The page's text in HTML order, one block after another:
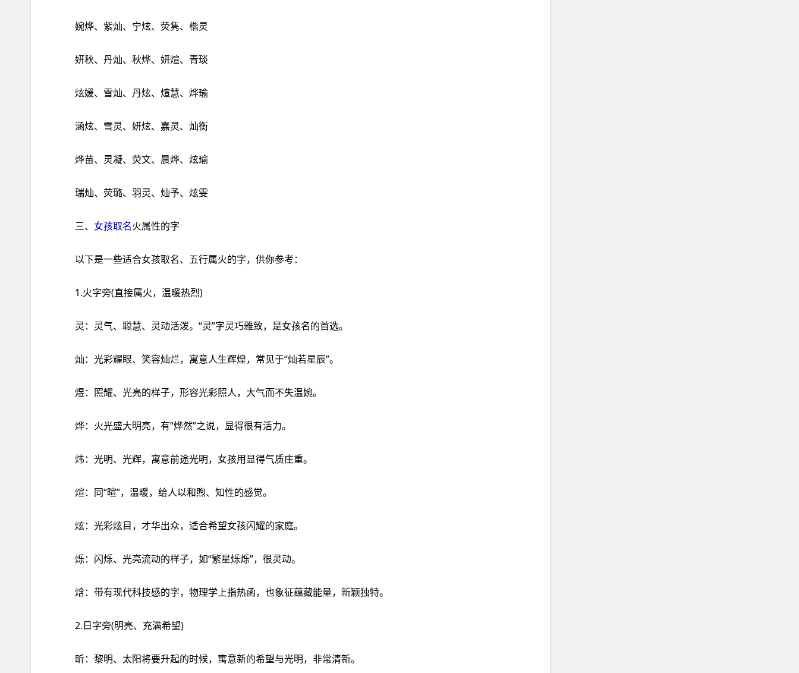
婉烨、紫灿、宁炫、荧隽、楷灵
妍秋、丹灿、秋烨、妍煊、青琰
炫媛、雪灿、丹炫、煊慧、烨瑜
涵炫、雪灵、妍炫、嘉灵、灿衡
烨苗、灵凝、荧文、晨烨、炫瑜
瑞灿、荧璐、羽灵、灿予、炫雯
三、 女孩取名火属性的字
以下是一些适合女孩取名、五行属火的字，供你参考：
1.火字旁(直接属火，温暖热烈)
灵：灵气、聪慧、灵动活泼。“灵”字灵巧雅致，是女孩名的首选。
灿：光彩耀眼、笑容灿烂，寓意人生辉煌，常见于“灿若星辰”。
煜：照耀、光亮的样子，形容光彩照人，大气而不失温婉。
烨：火光盛大明亮，有“烨然”之说，显得很有活力。
炜：光明、光辉，寓意前途光明，女孩用显得气质庄重。
煊：同“暄”，温暖，给人以和煦、知性的感觉。
炫：光彩炫目，才华出众，适合希望女孩闪耀的家庭。
烁：闪烁、光亮流动的样子，如“繁星烁烁”，很灵动。
焓：带有现代科技感的字，物理学上指热函，也象征蕴藏能量，新颖独特。
2.日字旁(明亮、充满希望)
昕：黎明、太阳将要升起的时候，寓意新的希望与光明，非常清新。